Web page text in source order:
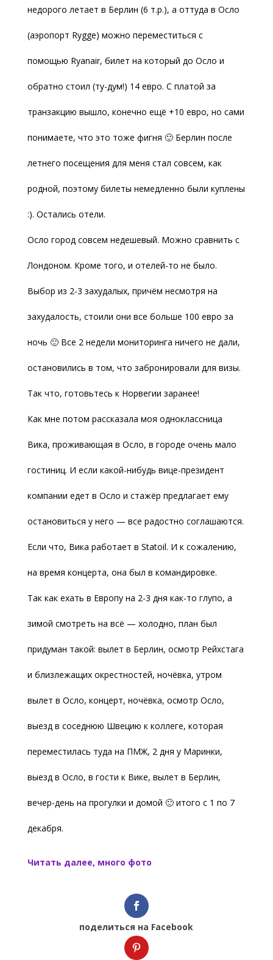
недорого летает в Берлин (6 т.р.), а оттуда в Осло
(аэропорт Rygge) можно переместиться с
помощью Ryanair, билет на который до Осло и
обратно стоил (ту-дум!) 14 евро. С платой за
транзакцию вышло, конечно ещё +10 евро, но сами
понимаете, что это тоже фигня 🙂 Берлин после
летнего посещения для меня стал совсем, как
родной, поэтому билеты немедленно были куплены
:). Остались отели.
Осло город совсем недешевый. Можно сравнить с
Лондоном. Кроме того, и отелей-то не было.
Выбор из 2-3 захудалых, причём несмотря на
захудалость, стоили они все больше 100 евро за
ночь 🙂 Все 2 недели мониторинга ничего не дали,
остановились в том, что забронировали для визы.
Так что, готовьтесь к Норвегии заранее!
Как мне потом рассказала моя одноклассница
Вика, проживающая в Осло, в городе очень мало
гостиниц. И если какой-нибудь вице-президент
компании едет в Осло и стажёр предлагает ему
остановиться у него — все радостно соглашаются.
Если что, Вика работает в Statoil. И к сожалению,
на время концерта, она был в командировке.
Так как ехать в Европу на 2-3 дня как-то глупо, а
зимой смотреть на всё — холодно, план был
придуман такой: вылет в Берлин, осмотр Рейхстага
и близлежащих окрестностей, ночёвка, утром
вылет в Осло, концерт, ночёвка, осмотр Осло,
выезд в соседнюю Швецию к коллеге, которая
переместилась туда на ПМЖ, 2 дня у Маринки,
выезд в Осло, в гости к Вике, вылет в Берлин,
вечер-день на прогулки и домой 🙂 итого с 1 по 7
декабря.
Читать далее, много фото
поделиться на Facebook